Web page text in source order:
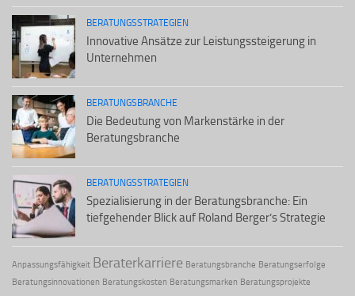
BERATUNGSSTRATEGIEN
Innovative Ansätze zur Leistungssteigerung in
Unternehmen
BERATUNGSBRANCHE
Die Bedeutung von Markenstärke in der
Beratungsbranche
BERATUNGSSTRATEGIEN
Spezialisierung in der Beratungsbranche: Ein
tiefgehender Blick auf Roland Berger’s Strategie
Anpassungsfähigkeit Beraterkarriere Beratungsbranche Beratungserfolge
Beratungsinnovationen Beratungskosten Beratungsmarken Beratungsprojekte